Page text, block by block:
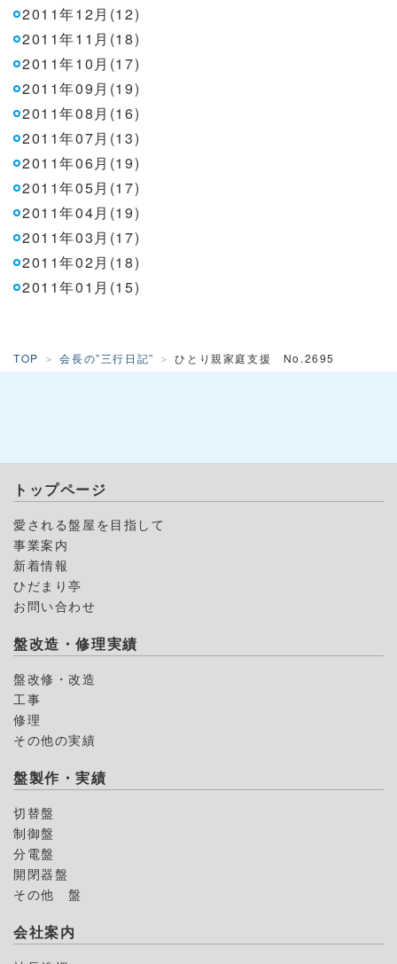
2011年12月(12)
2011年11月(18)
2011年10月(17)
2011年09月(19)
2011年08月(16)
2011年07月(13)
2011年06月(19)
2011年05月(17)
2011年04月(19)
2011年03月(17)
2011年02月(18)
2011年01月(15)
TOP 会長の”三行日記” ひとり親家庭支援 No.2695
トップページ
愛される盤屋を目指して
事業案内
新着情報
ひだまり亭
お問い合わせ
盤改造・修理実績
盤改修・改造
工事
修理
その他の実績
盤製作・実績
切替盤
制御盤
分電盤
開閉器盤
その他 盤
会社案内